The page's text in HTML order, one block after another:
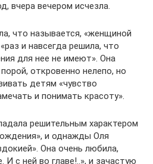
вчера вечером исчезла.
что называется, «женщиной
и навсегда решила, что
для нее не имеют». Она
откровенно нелепо, но
детям «чувство
и понимать красоту».
решительным характером
и однажды Оля
Она очень любила,
с ней во главе!..», и зачастую